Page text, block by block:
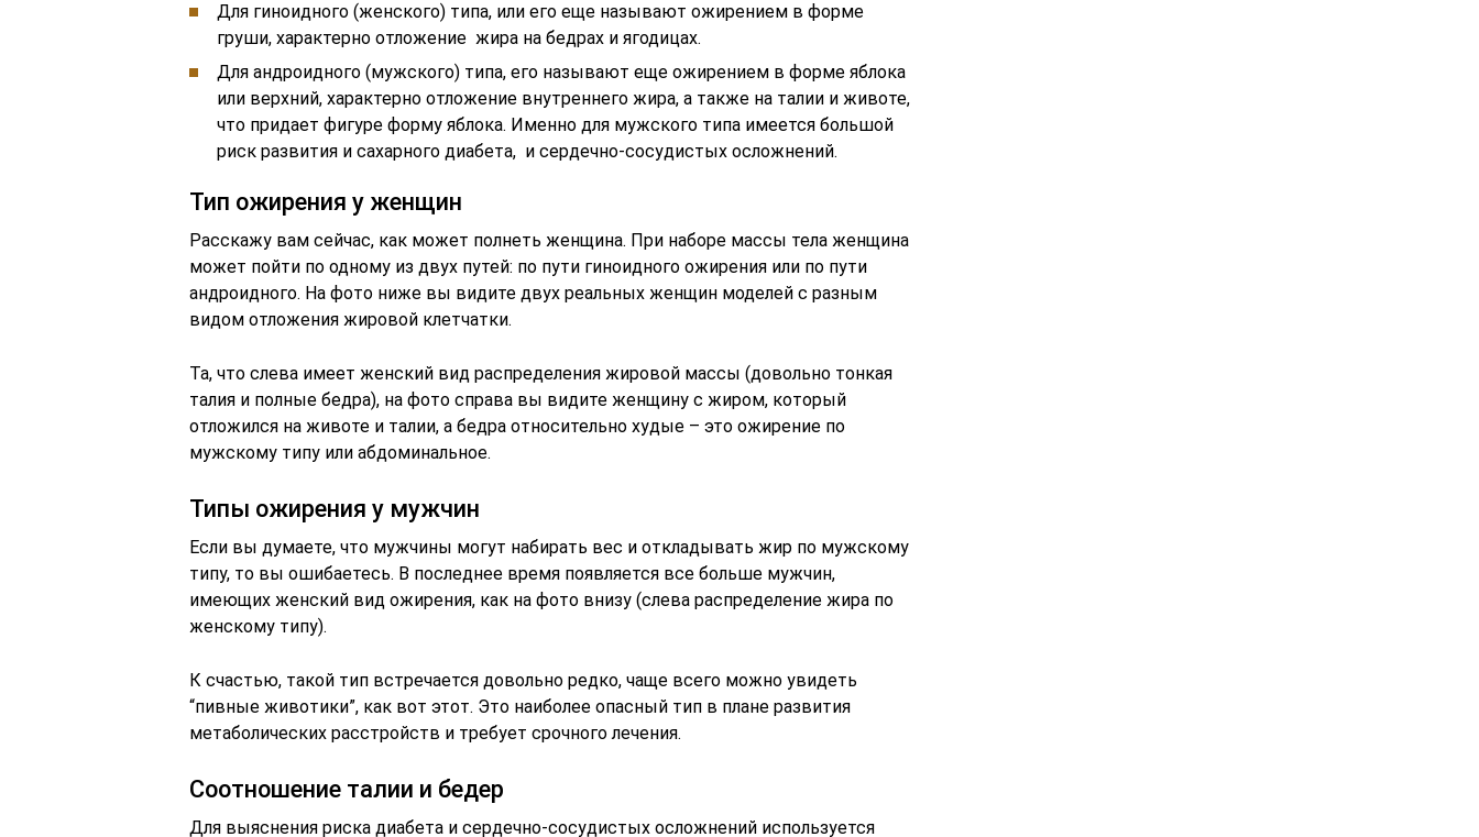
Для гиноидного (женского) типа, или его еще называют ожирением в форме
груши, характерно отложение жира на бедрах и ягодицах.
Для андроидного (мужского) типа, его называют еще ожирением в форме яблока
или верхний, характерно отложение внутреннего жира, а также на талии и животе,
что придает фигуре форму яблока. Именно для мужского типа имеется большой
риск развития и сахарного диабета, и сердечно-сосудистых осложнений.
Тип ожирения у женщин
Расскажу вам сейчас, как может полнеть женщина. При наборе массы тела женщина
может пойти по одному из двух путей: по пути гиноидного ожирения или по пути
андроидного. На фото ниже вы видите двух реальных женщин моделей с разным
видом отложения жировой клетчатки.
Та, что слева имеет женский вид распределения жировой массы (довольно тонкая
талия и полные бедра), на фото справа вы видите женщину с жиром, который
отложился на животе и талии, а бедра относительно худые – это ожирение по
мужскому типу или абдоминальное.
Типы ожирения у мужчин
Если вы думаете, что мужчины могут набирать вес и откладывать жир по мужскому
типу, то вы ошибаетесь. В последнее время появляется все больше мужчин,
имеющих женский вид ожирения, как на фото внизу (слева распределение жира по
женскому типу).
К счастью, такой тип встречается довольно редко, чаще всего можно увидеть
“пивные животики”, как вот этот. Это наиболее опасный тип в плане развития
метаболических расстройств и требует срочного лечения.
Соотношение талии и бедер
Для выяснения риска диабета и сердечно-сосудистых осложнений используется